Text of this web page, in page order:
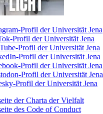
Profil der Universität Jena
Profil der Universität Jena
Profil der Universität Jena
Profil der Universität Jena
Profil der Universität Jena
Profil der Universität Jena
Profil der Universität Jena
der Charta der Vielfalt
des Code of Conduct